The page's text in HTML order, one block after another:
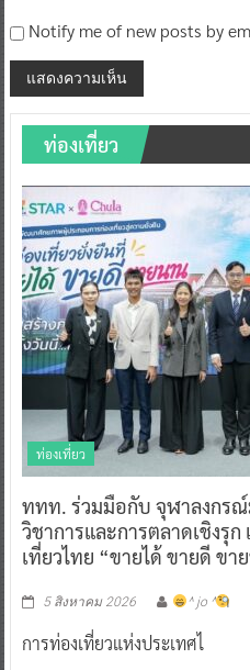
Notify me of new posts by
ท่องเที่ยว
ท่องเที่ยว
ททท. ร่วมมือกับ จุฬาลงกร
วิชาการและการตลาดเชิงรุ
เที่ยวไทย “ขายได้ ขายดี ขา
5 สิงหาคม 2026 ^ jo ^
การท่องเที่ยวแห่งประเทศไ